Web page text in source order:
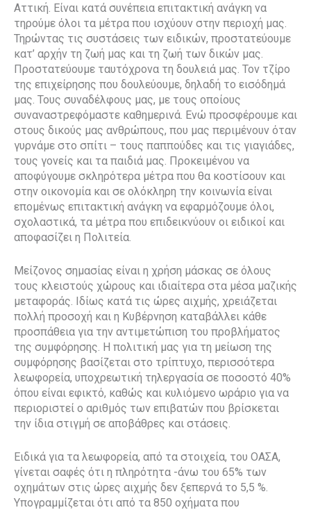
Αττική. Είναι κατά συνέπεια επιτακτική ανάγκη να
τηρούμε όλοι τα μέτρα που ισχύουν στην περιοχή μας.
Τηρώντας τις συστάσεις των ειδικών, προστατεύουμε
κατ’ αρχήν τη ζωή μας και τη ζωή των δικών μας.
Προστατεύουμε ταυτόχρονα τη δουλειά μας. Τον τζίρο
της επιχείρησης που δουλεύουμε, δηλαδή το εισόδημά
μας. Τους συναδέλφους μας, με τους οποίους
συναναστρεφόμαστε καθημερινά. Ενώ προσφέρουμε και
στους δικούς μας ανθρώπους, που μας περιμένουν όταν
γυρνάμε στο σπίτι – τους παππούδες και τις γιαγιάδες,
τους γονείς και τα παιδιά μας. Προκειμένου να
αποφύγουμε σκληρότερα μέτρα που θα κοστίσουν και
στην οικονομία και σε ολόκληρη την κοινωνία είναι
επομένως επιτακτική ανάγκη να εφαρμόζουμε όλοι,
σχολαστικά, τα μέτρα που επιδεικνύουν οι ειδικοί και
αποφασίζει η Πολιτεία.
Μείζονος σημασίας είναι η χρήση μάσκας σε όλους
τους κλειστούς χώρους και ιδιαίτερα στα μέσα μαζικής
μεταφοράς. Ιδίως κατά τις ώρες αιχμής, χρειάζεται
πολλή προσοχή και η Κυβέρνηση καταβάλλει κάθε
προσπάθεια για την αντιμετώπιση του προβλήματος
της συμφόρησης. Η πολιτική μας για τη μείωση της
συμφόρησης βασίζεται στο τρίπτυχο, περισσότερα
λεωφορεία, υποχρεωτική τηλεργασία σε ποσοστό 40%
όπου είναι εφικτό, καθώς και κυλιόμενο ωράριο για να
περιοριστεί ο αριθμός των επιβατών που βρίσκεται
την ίδια στιγμή σε αποβάθρες και στάσεις.
Ειδικά για τα λεωφορεία, από τα στοιχεία, του ΟΑΣΑ,
γίνεται σαφές ότι η πληρότητα -άνω του 65% των
οχημάτων στις ώρες αιχμής δεν ξεπερνά το 5,5 %.
Υπογραμμίζεται ότι από τα 850 οχήματα που